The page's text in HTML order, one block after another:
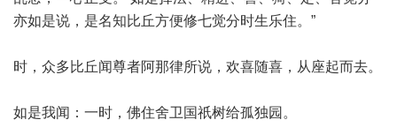
亦如是说，是名知比丘方便修七觉分时生乐住。”
时，众多比丘闻尊者阿那律所说，欢喜随喜，从座起而去。
如是我闻：一时，佛住舍卫国祇树给孤独园。